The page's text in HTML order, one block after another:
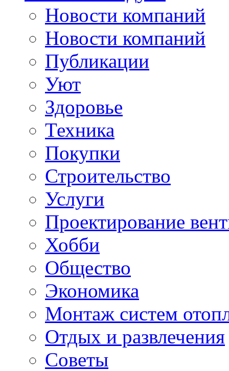
Новости компаний
Новости компаний
Публикации
Уют
Здоровье
Техника
Покупки
Строительство
Услуги
Проектирование
Хобби
Общество
Экономика
Монтаж систем
Отдых и развлечения
Советы